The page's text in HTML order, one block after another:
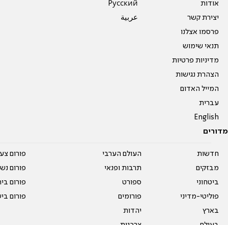
אודות
יצירת קשר
פרסמו אצלנו
תנאי שימוש
מדיניות פרטיות
הצהרת נגישות
המייל האדום
עברית
English
Pусский
عربية
מדורים
חדשות
מבזקים
ביטחוני
פוליטי-מדיני
בארץ
העולם הערבי
תרבות ופנאי
ספורט
פורומים
יהדות
פורום
פורום
פורום
פורום